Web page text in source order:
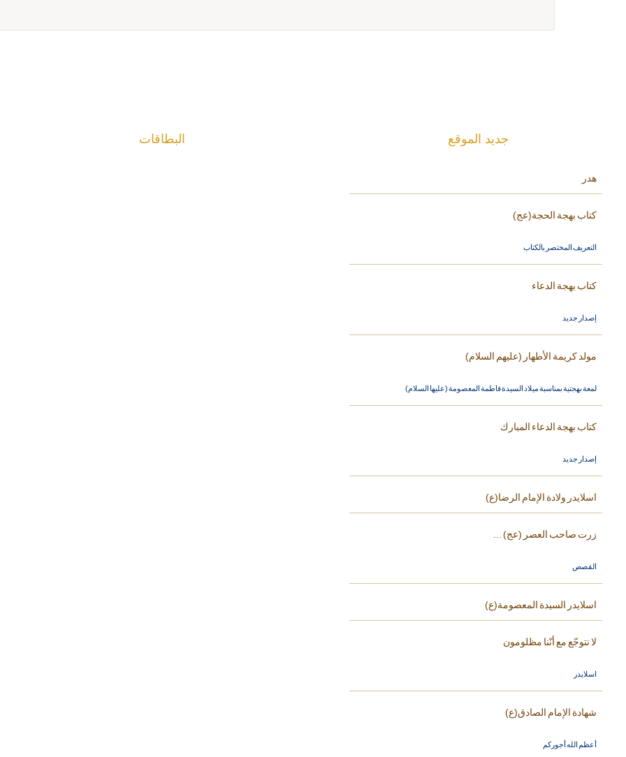
البطاقات جديد الموقع
هدر
كتاب بهجة الحجة(عج)
التعريف المختصر بالكتاب
كتاب بهجة الدعاء
إصدار جديد
مولد كريمة الأطهار (عليهم السلام)
لمعة بهجتية بمناسبة ميلاد السيدة فاطمة المعصومة (عليها السلام)
كتاب بهجة الدعاء المبارك
إصدار جديد
اسلايدر ولادة الإمام الرضا(ع)
زرت صاحب العصر (عج) ...
القصص
اسلايدر السيدة المعصومة(ع)
لا نتوجّع مع أنّنا مظلومون
اسلايدر
شهادة الإمام الصادق(ع)
أعظم الله أجوركم